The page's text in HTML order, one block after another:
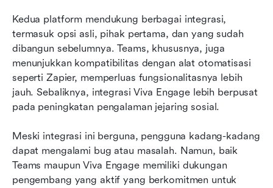
Kedua platform mendukung berbagai integrasi,
termasuk opsi asli, pihak pertama, dan yang sudah
dibangun sebelumnya. Teams, khususnya, juga
menunjukkan kompatibilitas dengan alat otomatisasi
seperti Zapier, memperluas fungsionalitasnya lebih
jauh. Sebaliknya, integrasi Viva Engage lebih berpusat
pada peningkatan pengalaman jejaring sosial.
Meski integrasi ini berguna, pengguna kadang-kadang
dapat mengalami bug atau masalah. Namun, baik
Teams maupun Viva Engage memiliki dukungan
pengembang yang aktif yang berkomitmen untuk